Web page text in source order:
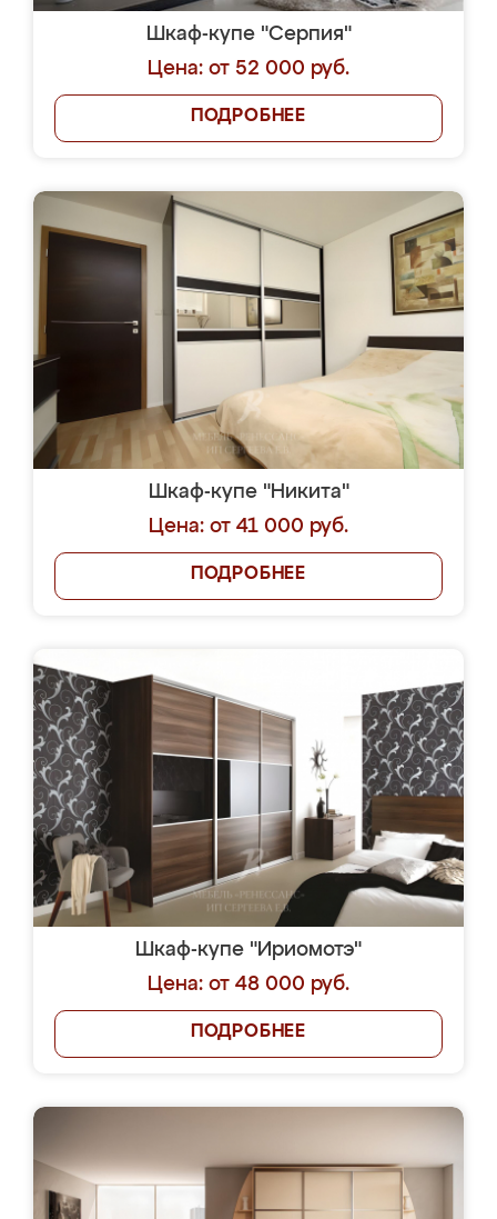
Шкаф-купе "Серпия"
Цена: от 52 000 руб.
ПОДРОБНЕЕ
Шкаф-купе "Никита"
Цена: от 41 000 руб.
ПОДРОБНЕЕ
Шкаф-купе "Ириомотэ"
Цена: от 48 000 руб.
ПОДРОБНЕЕ